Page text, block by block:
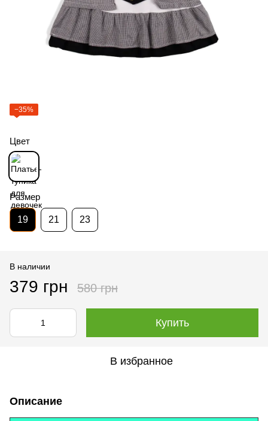
−35%
Цвет
Размер
19 21 23
В наличии
379 грн 580 грн
Купить
В избранное
Описание